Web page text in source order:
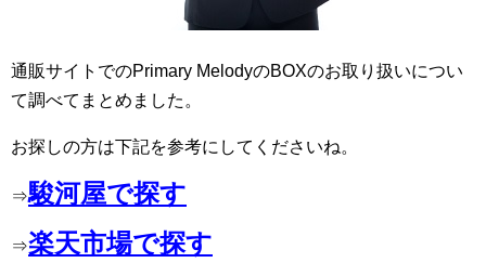
通販サイトでのPrimary MelodyのBOXのお取り扱いについ
て調べてまとめました。
お探しの方は下記を参考にしてくださいね。
⇒駿河屋で探す
⇒楽天市場で探す